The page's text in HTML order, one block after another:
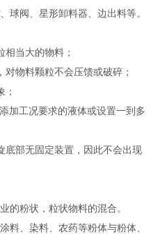
球阀、星形卸料器、边出料等。
当大的物料；
物料颗粒不会压馈或破碎；
加工况要求的液体或设置一到多
底部无固定装置，因此不会出现
的粉状，粒状物料的混合。
料、染料、农药等粉体与粉体、